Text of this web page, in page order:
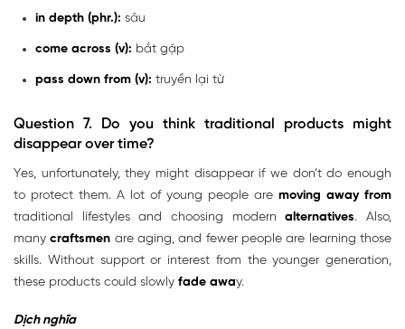
in depth (phr.): sâu
come across (v): bắt gặp
pass down from (v): truyền lại từ
Question 7. Do you think traditional products might
disappear over time?
Yes, unfortunately, they might disappear if we don’t do enough
to protect them. A lot of young people are moving away from
traditional lifestyles and choosing modernalternatives. Also,
manycraftsmen are aging, and fewer people are learning those
skills. Without support or interest from the younger generation,
these products could slowly fade away.
Dịch nghĩa